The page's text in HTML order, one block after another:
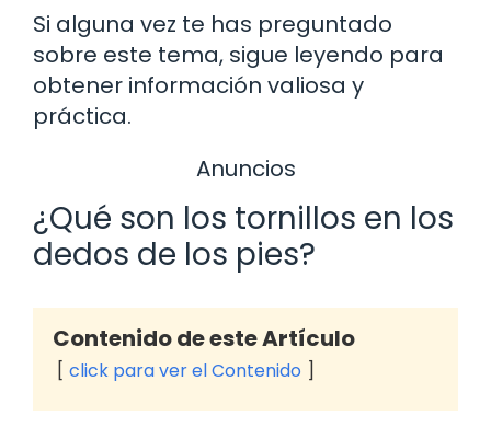
Si alguna vez te has preguntado
sobre este tema, sigue leyendo para
obtener información valiosa y
práctica.
Anuncios
¿Qué son los tornillos en los
dedos de los pies?
Contenido de este Artículo
click para ver el Contenido